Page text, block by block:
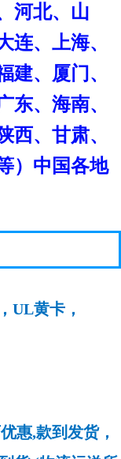
河北、山
连、上海、
建、厦门、
东、海南、
西、甘肃、
）中国各地
UL黄卡，
惠,款到发货，